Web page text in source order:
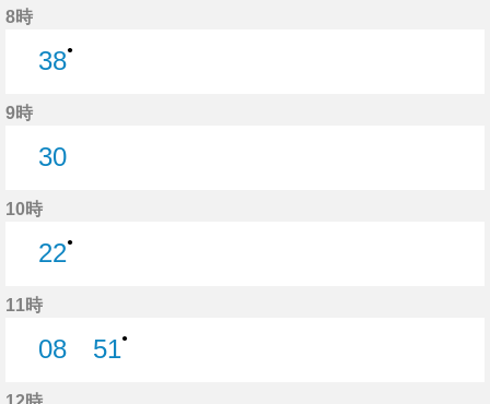
8時
38●
9時
30
10時
22●
11時
08
51●